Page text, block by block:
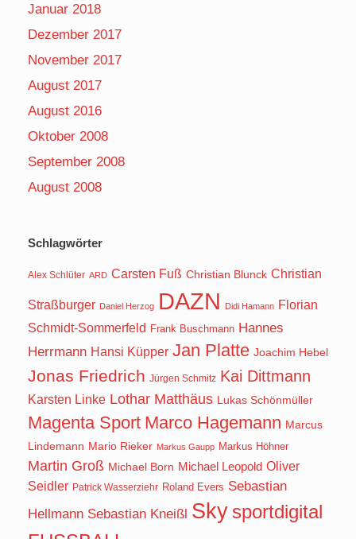
Januar 2018
Dezember 2017
November 2017
August 2017
August 2016
Oktober 2008
September 2008
August 2008
Schlagwörter
Alex Schlüter ARD Carsten Fuß Christian Blunck Christian
Straßburger Daniel Herzog DAZN Didi Hamann Florian
Schmidt-Sommerfeld Frank Buschmann Hannes
Herrmann Hansi Küpper Jan Platte Joachim Hebel
Jonas Friedrich Jürgen Schmitz Kai Dittmann
Karsten Linke Lothar Matthäus Lukas Schönmüller
Magenta Sport Marco Hagemann Marcus
Lindemann Mario Rieker Markus Gaupp Markus Höhner
Martin Groß Michael Born Michael Leopold Oliver
Seidler Patrick Wasserziehr Roland Evers Sebastian
Hellmann Sebastian Kneißl Sky sportdigital